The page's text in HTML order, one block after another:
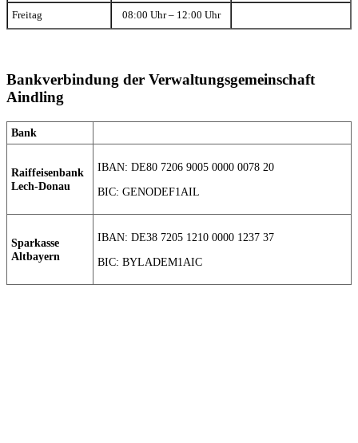
Freitag 08:00 Uhr – 12:00 Uhr
Bankverbindung der Verwaltungsgemeinschaft
Aindling
Bank
Raiffeisenbank
Lech-Donau
IBAN: DE80 7206 9005 0000 0078 20
BIC: GENODEF1AIL
Sparkasse
Altbayern
IBAN: DE38 7205 1210 0000 1237 37
BIC: BYLADEM1AIC